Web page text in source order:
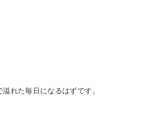
れた毎日になるはずです。